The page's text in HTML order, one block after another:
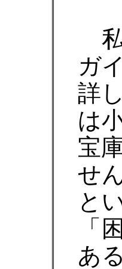
私
ガ
詳
は
宝
せ
と
「
あ